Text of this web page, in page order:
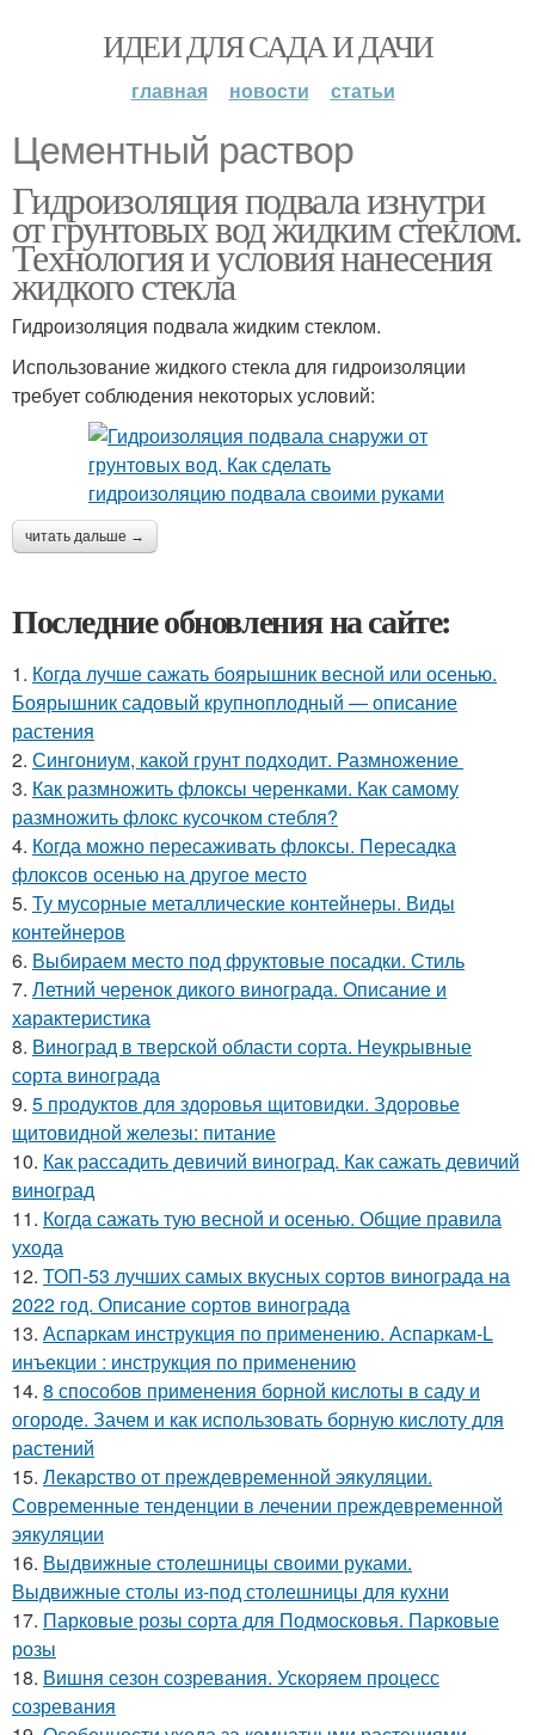
ИДЕИ ДЛЯ САДА И ДАЧИ
главная новости статьи
Цементный раствор
Гидроизоляция подвала изнутри
от грунтовых вод жидким стеклом.
Технология и условия нанесения
жидкого стекла
Гидроизоляция подвала жидким стеклом.
Использование жидкого стекла для гидроизоляции
требует соблюдения некоторых условий:
читать дальше →
Последние обновления на сайте:
1. Когда лучше сажать боярышник весной или осенью.
Боярышник садовый крупноплодный — описание
растения
2. Сингониум, какой грунт подходит. Размножение
3. Как размножить флоксы черенками. Как самому
размножить флокс кусочком стебля?
4. Когда можно пересаживать флоксы. Пересадка
флоксов осенью на другое место
5. Ту мусорные металлические контейнеры. Виды
контейнеров
6. Выбираем место под фруктовые посадки. Стиль
7. Летний черенок дикого винограда. Описание и
характеристика
8. Виноград в тверской области сорта. Неукрывные
сорта винограда
9. 5 продуктов для здоровья щитовидки. Здоровье
щитовидной железы: питание
10. Как рассадить девичий виноград. Как сажать девичий
виноград
11. Когда сажать тую весной и осенью. Общие правила
ухода
12. ТОП-53 лучших самых вкусных сортов винограда на
2022 год. Описание сортов винограда
13. Аспаркам инструкция по применению. Аспаркам-L
инъекции : инструкция по применению
14. 8 способов применения борной кислоты в саду и
огороде. Зачем и как использовать борную кислоту для
растений
15. Лекарство от преждевременной эякуляции.
Современные тенденции в лечении преждевременной
эякуляции
16. Выдвижные столешницы своими руками.
Выдвижные столы из-под столешницы для кухни
17. Парковые розы сорта для Подмосковья. Парковые
розы
18. Вишня сезон созревания. Ускоряем процесс
созревания